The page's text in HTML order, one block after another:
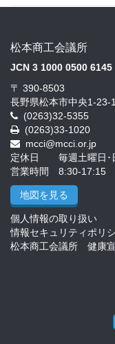
松本商工会議所
JCN 3 1000 0500 6145
〒 390-8503
長野県松本市中央1-23-1
(0263)32-5355
(0263)33-1020
mcci@mcci.or.jp
定休日 毎週土曜日･
営業時間 8:30-17:15
地図を見る
個人情報の取り扱い
情報セキュリティポリ
松本商工会議所 健康